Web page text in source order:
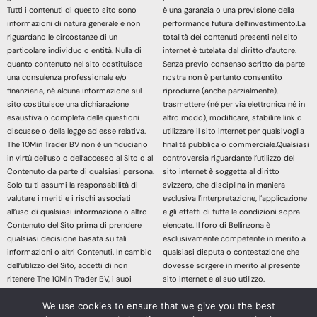
Tutti i contenuti di questo sito sono
informazioni di natura generale e non
riguardano le circostanze di un
particolare individuo o entità. Nulla di
quanto contenuto nel sito costituisce
una consulenza professionale e/o
finanziaria, né alcuna informazione sul
sito costituisce una dichiarazione
esaustiva o completa delle questioni
discusse o della legge ad esse relativa.
The 10Min Trader BV non è un fiduciario
in virtù dell’uso o dell’accesso al Sito o al
Contenuto da parte di qualsiasi persona.
Solo tu ti assumi la responsabilità di
valutare i meriti e i rischi associati
all’uso di qualsiasi informazione o altro
Contenuto del Sito prima di prendere
qualsiasi decisione basata su tali
informazioni o altri Contenuti. In cambio
dell’utilizzo del Sito, accetti di non
ritenere The 10Min Trader BV, i suoi
servizi responsabile di eventuali
è una garanzia o una previsione della
performance futura dell’investimento.La
totalità dei contenuti presenti nel sito
internet è tutelata dal diritto d’autore.
Senza previo consenso scritto da parte
nostra non è pertanto consentito
riprodurre (anche parzialmente),
trasmettere (né per via elettronica né in
altro modo), modificare, stabilire link o
utilizzare il sito internet per qualsivoglia
finalità pubblica o commerciale.Qualsiasi
controversia riguardante l’utilizzo del
sito internet è soggetta al diritto
svizzero, che disciplina in maniera
esclusiva l’interpretazione, l’applicazione
e gli effetti di tutte le condizioni sopra
elencate. Il foro di Bellinzona è
esclusivamente competente in merito a
qualsiasi disputa o contestazione che
dovesse sorgere in merito al presente
sito internet e al suo utilizzo.
dei contenuti di questo sito Web
We use cookies to ensure that we give you the best